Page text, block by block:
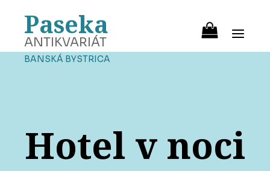
Paseka
ANTIKVARIÁT
BANSKÁ BYSTRICA
Hotel v noci